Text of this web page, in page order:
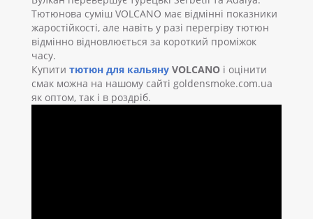
Тютюнова суміш VOLCANO має відмінні показники
жаростійкості, але навіть у разі перегріву тютюн
відмінно відновлюється за короткий проміжок
часу.
Купити тютюн для кальяну VOLCANO і оцінити
смак можна на нашому сайті goldensmoke.com.ua
як оптом, так і в роздріб.